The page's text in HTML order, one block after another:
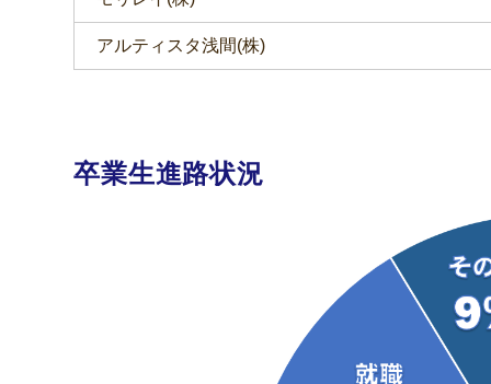
アルティスタ浅間(株)
卒業生進路状況